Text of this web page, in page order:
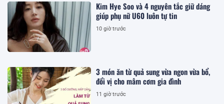
Kim Hye Soo và 4 nguyên tắc giữ dáng
giúp phụ nữ U60 luôn tự tin
10 giờ trước
3 món ăn từ quả sung vừa ngon vừa bổ,
đổi vị cho mâm cơm gia đình
11 giờ trước